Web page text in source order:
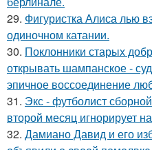
29. Фигуристка Алиса лью
одиночном катании.
30. Поклонники старых
открывать шампанское -
эпичное воссоединение
31. Экс - футболист
второй месяц игнорирует
32. Дамиано Давид и его